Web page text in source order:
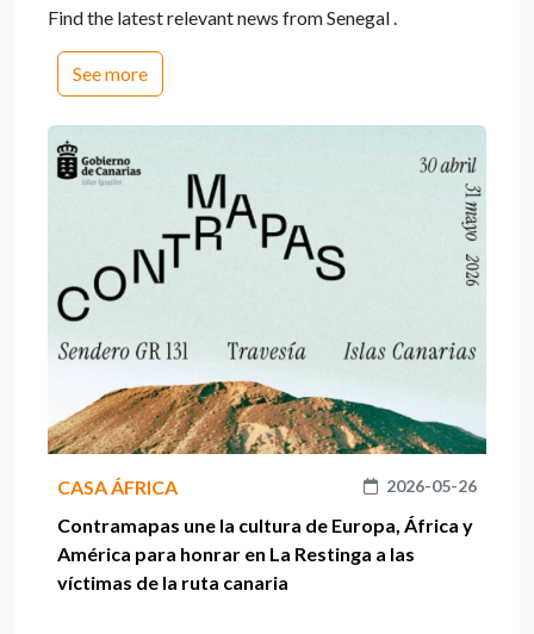
Find the latest relevant news from Senegal .
See more
CASA ÁFRICA 2026-05-26
Contramapas une la cultura de Europa, África y
América para honrar en La Restinga a las
víctimas de la ruta canaria